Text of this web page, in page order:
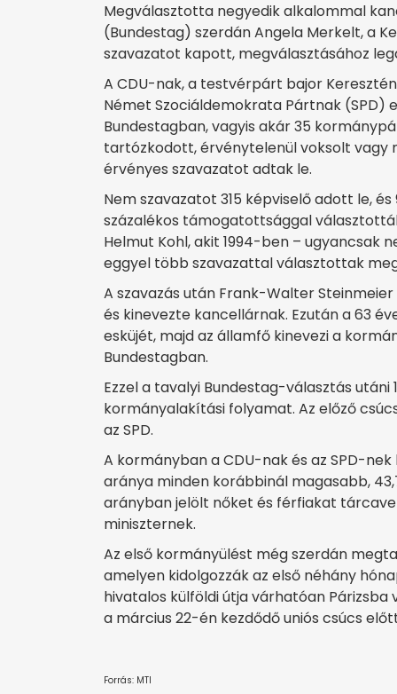
Megválasztotta negyedik alkalommal
(Bundestag) szerdán Angela Merkelt, a
szavazatot kapott, megválasztásához
A CDU-nak, a testvérpárt bajor
Német Szociáldemokrata Pártnak (SPD)
Bundestagban, vagyis akár 35
tartózkodott, érvénytelenül voksolt vagy
érvényes szavazatot adtak le.
Nem szavazatot 315 képviselő adott le,
százalékos támogatottsággal
Helmut Kohl, akit 1994-ben – ugyancsak
eggyel több szavazattal választottak
A szavazás után Frank-Walter
és kinevezte kancellárnak. Ezután a 63
esküjét, majd az államfő kinevezi a
Bundestagban.
Ezzel a tavalyi Bundestag-választás
kormányalakítási folyamat. Az előző
az SPD.
A kormányban a CDU-nak és az SPD-
aránya minden korábbinál magasabb,
arányban jelölt nőket és férfiakat
miniszternek.
Az első kormányülést még szerdán
amelyen kidolgozzák az első néhány
hivatalos külföldi útja várhatóan
a március 22-én kezdődő uniós csúcs
Forrás: MTI